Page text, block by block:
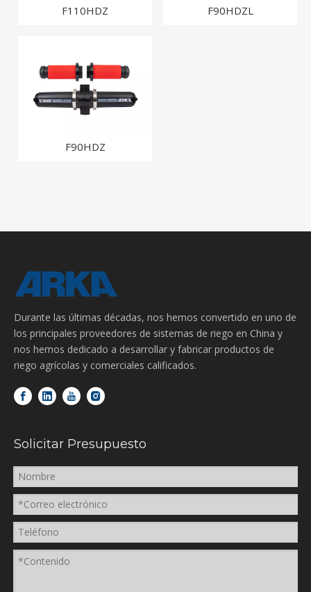
F110HDZ F90HDZL
F90HDZ
Durante las últimas décadas, nos hemos convertido en uno de
los principales proveedores de sistemas de riego en China y
nos hemos dedicado a desarrollar y fabricar productos de
riego agrícolas y comerciales calificados.
Solicitar Presupuesto